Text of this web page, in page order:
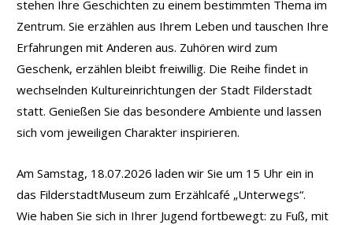
stehen Ihre Geschichten zu einem bestimmten Thema im
Zentrum. Sie erzählen aus Ihrem Leben und tauschen Ihre
Erfahrungen mit Anderen aus. Zuhören wird zum
Geschenk, erzählen bleibt freiwillig. Die Reihe findet in
wechselnden Kultureinrichtungen der Stadt Filderstadt
statt. Genießen Sie das besondere Ambiente und lassen
sich vom jeweiligen Charakter inspirieren.
Am Samstag, 18.07.2026 laden wir Sie um 15 Uhr ein in
das FilderstadtMuseum zum Erzählcafé „Unterwegs“.
Wie haben Sie sich in Ihrer Jugend fortbewegt: zu Fuß, mit